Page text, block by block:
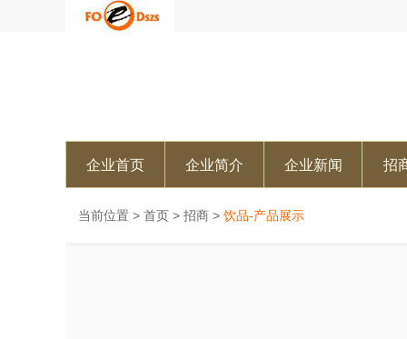
企业首页 企业简介 企业新闻 招
当前位置 > 首页 > 招商 > 饮品-产品展示